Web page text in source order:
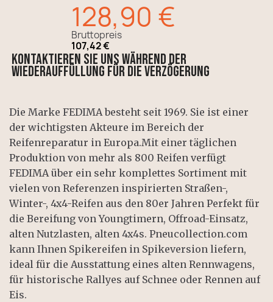
128,90 €
Bruttopreis
107,42 €
Kontaktieren Sie uns während der
Wiederauffüllung für die Verzögerung
Die Marke FEDIMA besteht seit 1969. Sie ist einer
der wichtigsten Akteure im Bereich der
Reifenreparatur in Europa.Mit einer täglichen
Produktion von mehr als 800 Reifen verfügt
FEDIMA über ein sehr komplettes Sortiment mit
vielen von Referenzen inspirierten Straßen-,
Winter-, 4x4-Reifen aus den 80er Jahren Perfekt für
die Bereifung von Youngtimern, Offroad-Einsatz,
alten Nutzlasten, alten 4x4s. Pneucollection.com
kann Ihnen Spikereifen in Spikeversion liefern,
ideal für die Ausstattung eines alten Rennwagens,
für historische Rallyes auf Schnee oder Rennen auf
Eis.